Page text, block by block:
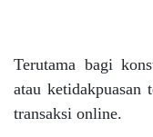
Terutama bagi
atau
transaksi online.